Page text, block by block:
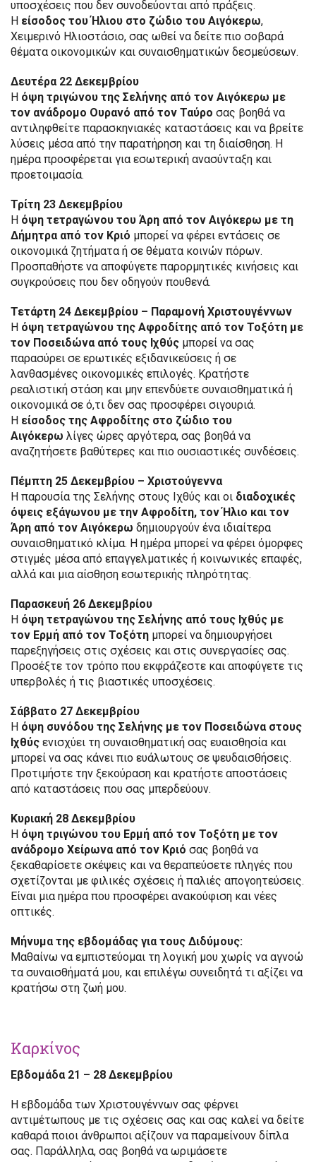
υποσχέσεις που δεν συνοδεύονται από πράξεις.
Η είσοδος του Ήλιου στο ζώδιο του Αιγόκερω,
Χειμερινό Ηλιοστάσιο, σας ωθεί να δείτε πιο σοβαρά
θέματα οικονομικών και συναισθηματικών δεσμεύσεων.
Δευτέρα 22 Δεκεμβρίου
Η όψη τριγώνου της Σελήνης από τον Αιγόκερω με
τον ανάδρομο Ουρανό από τον Ταύρο σας βοηθά να
αντιληφθείτε παρασκηνιακές καταστάσεις και να βρείτε
λύσεις μέσα από την παρατήρηση και τη διαίσθηση. Η
ημέρα προσφέρεται για εσωτερική ανασύνταξη και
προετοιμασία.
Τρίτη 23 Δεκεμβρίου
Η όψη τετραγώνου του Άρη από τον Αιγόκερω με τη
Δήμητρα από τον Κριό μπορεί να φέρει εντάσεις σε
οικονομικά ζητήματα ή σε θέματα κοινών πόρων.
Προσπαθήστε να αποφύγετε παρορμητικές κινήσεις και
συγκρούσεις που δεν οδηγούν πουθενά.
Τετάρτη 24 Δεκεμβρίου – Παραμονή Χριστουγέννων
Η όψη τετραγώνου της Αφροδίτης από τον Τοξότη με
τον Ποσειδώνα από τους Ιχθύς μπορεί να σας
παρασύρει σε ερωτικές εξιδανικεύσεις ή σε
λανθασμένες οικονομικές επιλογές. Κρατήστε
ρεαλιστική στάση και μην επενδύετε συναισθηματικά ή
οικονομικά σε ό,τι δεν σας προσφέρει σιγουριά.
Η είσοδος της Αφροδίτης στο ζώδιο του
Αιγόκερω λίγες ώρες αργότερα, σας βοηθά να
αναζητήσετε βαθύτερες και πιο ουσιαστικές συνδέσεις.
Πέμπτη 25 Δεκεμβρίου – Χριστούγεννα
Η παρουσία της Σελήνης στους Ιχθύς και οι διαδοχικές
όψεις εξάγωνου με την Αφροδίτη, τον Ήλιο και τον
Άρη από τον Αιγόκερω δημιουργούν ένα ιδιαίτερα
συναισθηματικό κλίμα. Η ημέρα μπορεί να φέρει όμορφες
στιγμές μέσα από επαγγελματικές ή κοινωνικές επαφές,
αλλά και μια αίσθηση εσωτερικής πληρότητας.
Παρασκευή 26 Δεκεμβρίου
Η όψη τετραγώνου της Σελήνης από τους Ιχθύς με
τον Ερμή από τον Τοξότη μπορεί να δημιουργήσει
παρεξηγήσεις στις σχέσεις και στις συνεργασίες σας.
Προσέξτε τον τρόπο που εκφράζεστε και αποφύγετε τις
υπερβολές ή τις βιαστικές υποσχέσεις.
Σάββατο 27 Δεκεμβρίου
Η όψη συνόδου της Σελήνης με τον Ποσειδώνα στους
Ιχθύς ενισχύει τη συναισθηματική σας ευαισθησία και
μπορεί να σας κάνει πιο ευάλωτους σε ψευδαισθήσεις.
Προτιμήστε την ξεκούραση και κρατήστε αποστάσεις
από καταστάσεις που σας μπερδεύουν.
Κυριακή 28 Δεκεμβρίου
Η όψη τριγώνου του Ερμή από τον Τοξότη με τον
ανάδρομο Χείρωνα από τον Κριό σας βοηθά να
ξεκαθαρίσετε σκέψεις και να θεραπεύσετε πληγές που
σχετίζονται με φιλικές σχέσεις ή παλιές απογοητεύσεις.
Είναι μια ημέρα που προσφέρει ανακούφιση και νέες
οπτικές.
Μήνυμα της εβδομάδας για τους Διδύμους:
Μαθαίνω να εμπιστεύομαι τη λογική μου χωρίς να αγνοώ
τα συναισθήματά μου, και επιλέγω συνειδητά τι αξίζει να
κρατήσω στη ζωή μου.
Καρκίνος
Εβδομάδα 21 – 28 Δεκεμβρίου
Η εβδομάδα των Χριστουγέννων σας φέρνει
αντιμέτωπους με τις σχέσεις σας και σας καλεί να δείτε
καθαρά ποιοι άνθρωποι αξίζουν να παραμείνουν δίπλα
σας. Παράλληλα, σας βοηθά να ωριμάσετε